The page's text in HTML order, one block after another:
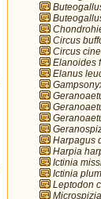
Circus
Circus
Elanoides
Elanus
Harpagus
Harpia
Ictinia
Ictinia
Leptodon